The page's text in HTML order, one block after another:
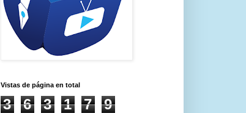
Vistas de página en total
3 6 3 1 7 9